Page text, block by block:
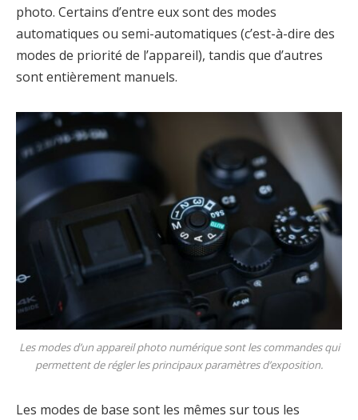
photo. Certains d’entre eux sont des modes
automatiques ou semi-automatiques (c’est-à-dire des
modes de priorité de l’appareil), tandis que d’autres
sont entièrement manuels.
Les modes d’un appareil photo numérique sont les commandes qui
permettent de régler les principaux paramètres d’exposition.
Les modes de base sont les mêmes sur tous les